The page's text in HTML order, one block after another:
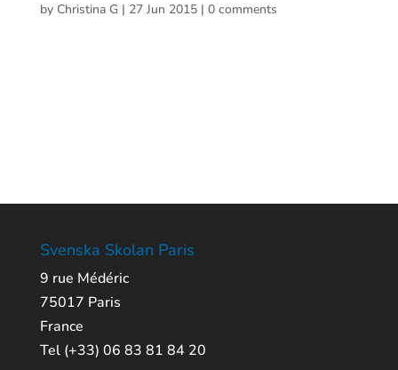
by Christina G | 27 Jun 2015| 0 comments
Svenska Skolan Paris
9 rue Médéric
75017 Paris
France
Tel (+33) 06 83 81 84 20